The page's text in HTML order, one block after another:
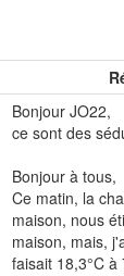
Bonjour JO22,
ce sont des
Bonjour à tous,
Ce matin, la
maison, nous
maison, mais,
faisait 18,3°C